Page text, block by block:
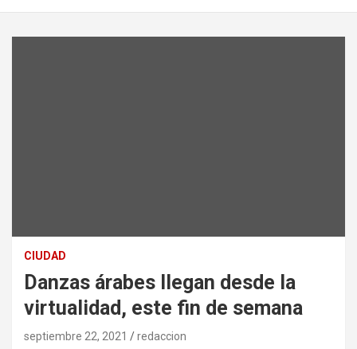
CIUDAD
Danzas árabes llegan desde la
virtualidad, este fin de semana
septiembre 22, 2021 redaccion